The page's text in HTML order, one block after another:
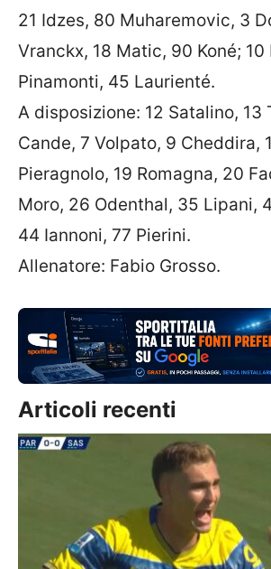
21 Idzes, 80 Muharemovic, 3
Vranckx, 18 Matic, 90 Koné; 10
Pinamonti, 45 Laurienté.
A disposizione: 12 Satalino, 13
Cande, 7 Volpato, 9 Cheddira,
Pieragnolo, 19 Romagna, 20
Moro, 26 Odenthal, 35 Lipani,
44 Iannoni, 77 Pierini.
Allenatore: Fabio Grosso.
Articoli recenti